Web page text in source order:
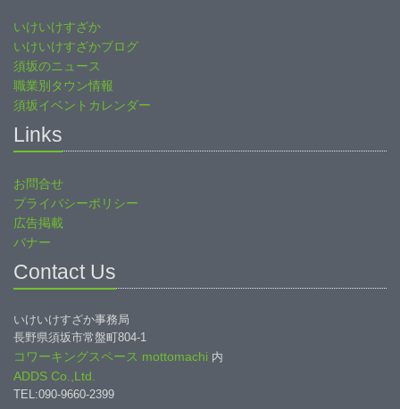
いけいけすざか
いけいけすざかブログ
須坂のニュース
職業別タウン情報
須坂イベントカレンダー
Links
お問合せ
プライバシーポリシー
広告掲載
バナー
Contact Us
いけいけすざか事務局
長野県須坂市常盤町804-1
コワーキングスペース mottomachi 内
ADDS Co.,Ltd.
TEL:090-9660-2399